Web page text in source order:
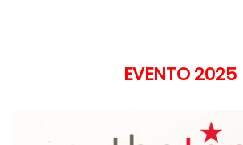
EVENTO 2025